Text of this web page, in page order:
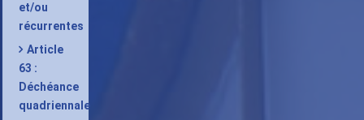
et/ou
récurrentes
Article
63 :
Déchéance
quadriennale